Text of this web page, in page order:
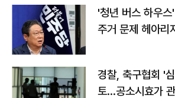
'청년 버스 하우
주거 문제 헤아리
경찰, 축구협회 '
토…공소시효가